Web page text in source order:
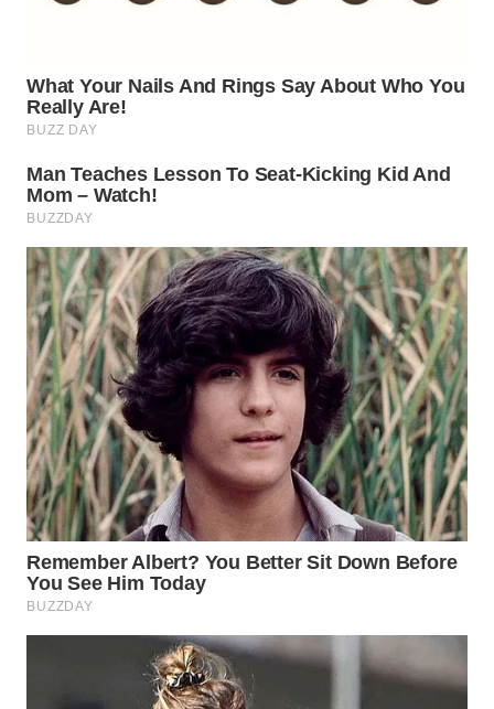
TANGERANG
BINJAI
CIREBON
INDRAMAYU
WN
KUNINGAN
WN
MAJALENGKA
WN
SUBANG
WN
SUKABUMI
WN